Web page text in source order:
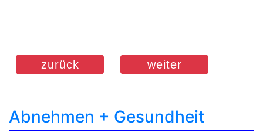
zurück weiter
Abnehmen + Gesundheit